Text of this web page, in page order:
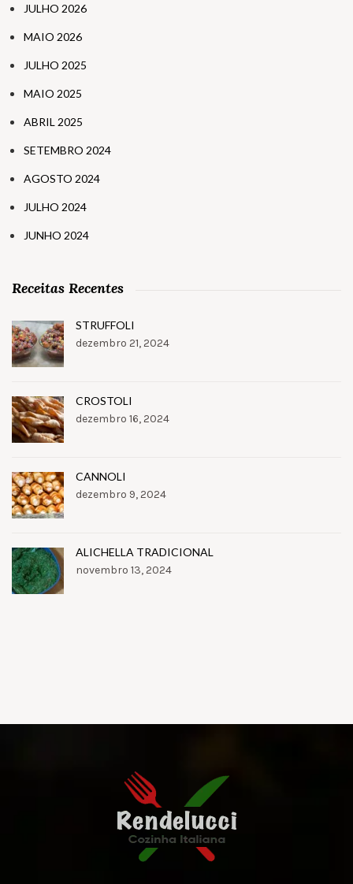
JULHO 2026
MAIO 2026
JULHO 2025
MAIO 2025
ABRIL 2025
SETEMBRO 2024
AGOSTO 2024
JULHO 2024
JUNHO 2024
Receitas Recentes
STRUFFOLI
dezembro 21, 2024
CROSTOLI
dezembro 16, 2024
CANNOLI
dezembro 9, 2024
ALICHELLA TRADICIONAL
novembro 13, 2024